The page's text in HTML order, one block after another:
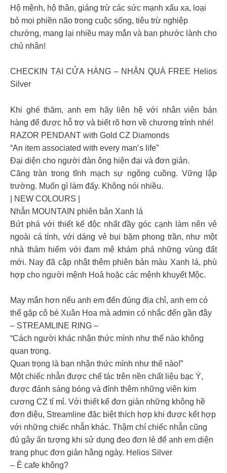
Hộ mệnh, hộ thân, giáng trừ các sức mạnh xấu xa, loại
bỏ mọi phiền não trong cuộc sống, tiêu trừ nghiệp
chướng, mang lại nhiều may mắn và ban phước lành cho
chủ nhân!
CHECKIN TẠI CỬA HÀNG – NHẬN QUÀ FREE Helios
Silver
Khi ghé thăm, anh em hãy liên hệ với nhân viên bán
hàng để được hỗ trợ và biết rõ hơn về chương trình nhé!
RAZOR PENDANT with Gold CZ Diamonds
“An item associated with every man’s life”
Đại diện cho người đàn ông hiện đại và đơn giản.
Căng tràn trong tĩnh mạch sự ngông cuồng. Vững lập
trường. Muốn gì làm đấy. Không nói nhiều.
| NEW COLOURS |
Nhẫn MOUNTAIN phiên bản Xanh lá
Bứt phá với thiết kế độc nhất đầy góc cạnh làm nên vẻ
ngoài cá tính, với dáng vẻ bụi bặm phong trần, như một
nhà thám hiểm với đam mê khám phá những vùng đất
mới. Nay đã cập nhật thêm phiên bản màu Xanh lá, phù
hợp cho người mệnh Hoả hoặc các mệnh khuyết Mộc.
May mắn hơn nếu anh em đến đúng địa chỉ, anh em có
thể gặp cô bé Xuân Hoa mà admin có nhắc đến gần đây
– STREAMLINE RING –
“Cách người khác nhận thức mình như thế nào không
quan trọng.
Quan trọng là bạn nhận thức mình như thế nào!”
Một chiếc nhẫn được chế tác trên nền chất liệu bạc Ý,
được đánh sáng bóng và đính thêm những viên kim
cương CZ tỉ mỉ. Với thiết kế đơn giản những không hề
đơn điệu, Streamline đặc biệt thích hợp khi được kết hợp
với những chiếc nhẫn khác. Thậm chí chiếc nhẫn cũng
đủ gây ấn tượng khi sử dụng đeo đơn lẻ để anh em diện
trang phục đơn giản hằng ngày. Helios Silver
– Ê cafe không?